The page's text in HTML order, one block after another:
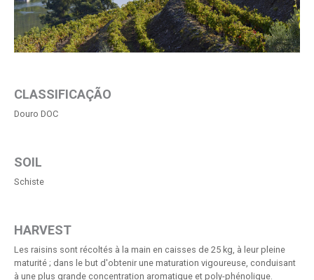
CLASSIFICAÇÃO
Douro DOC
SOIL
Schiste
HARVEST
Les raisins sont récoltés à la main en caisses de 25 kg, à leur pleine
maturité ; dans le but d'obtenir une maturation vigoureuse, conduisant
à une plus grande concentration aromatique et poly-phénolique.